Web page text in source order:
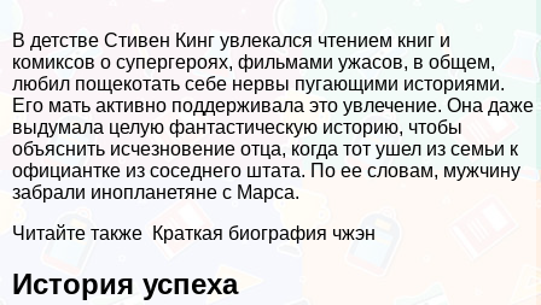
В детстве Стивен Кинг увлекался чтением книг и
комиксов о супергероях, фильмами ужасов, в общем,
любил пощекотать себе нервы пугающими историями.
Его мать активно поддерживала это увлечение. Она даже
выдумала целую фантастическую историю, чтобы
объяснить исчезновение отца, когда тот ушел из семьи к
официантке из соседнего штата. По ее словам, мужчину
забрали инопланетяне с Марса.
Читайте также Краткая биография чжэн
История успеха